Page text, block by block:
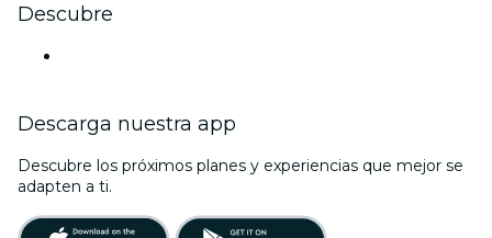
Descubre
Descarga nuestra app
Descubre los próximos planes y experiencias que mejor se
adapten a ti.